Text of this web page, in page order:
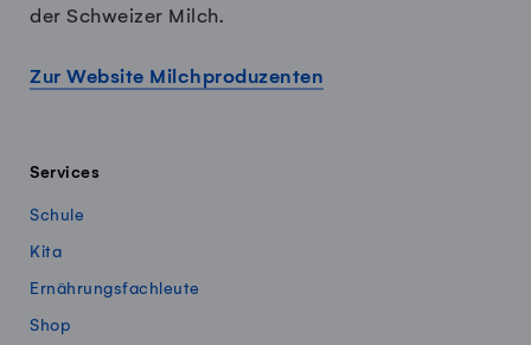
der Schweizer Milch.
Zur Website Milchproduzenten
Services
Schule
Kita
Ernährungsfachleute
Shop